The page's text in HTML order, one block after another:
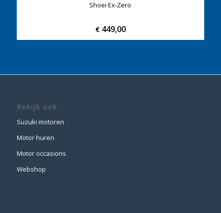
Shoei Ex-Zero
€449,00
Bekijk ook
Suzuki motoren
Motor huren
Motor occasions
Webshop